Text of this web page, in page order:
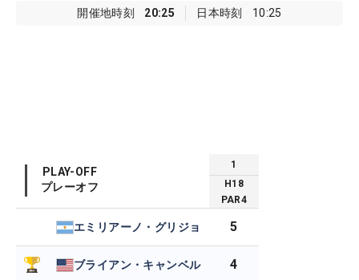
開催地時刻 20:25 日本時刻 10:25
PLAY-OFF
プレーオフ
1
H 18
PAR4
エミリアーノ・グリジョ 5
ブライアン・キャンベル 4